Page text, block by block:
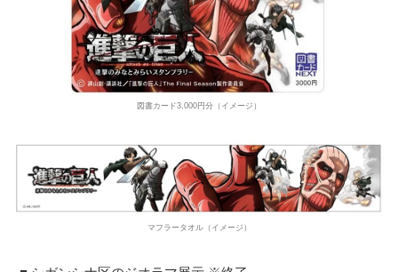
図書カード3,000円分（イメージ）
マフラータオル（イメージ）